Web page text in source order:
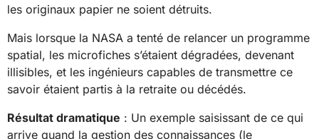
les originaux papier ne soient détruits.
Mais lorsque la NASA a tenté de relancer un programme
spatial, les microfiches s’étaient dégradées, devenant
illisibles, et les ingénieurs capables de transmettre ce
savoir étaient partis à la retraite ou décédés.
Résultat dramatique : Un exemple saisissant de ce qui
arrive quand la gestion des connaissances (le